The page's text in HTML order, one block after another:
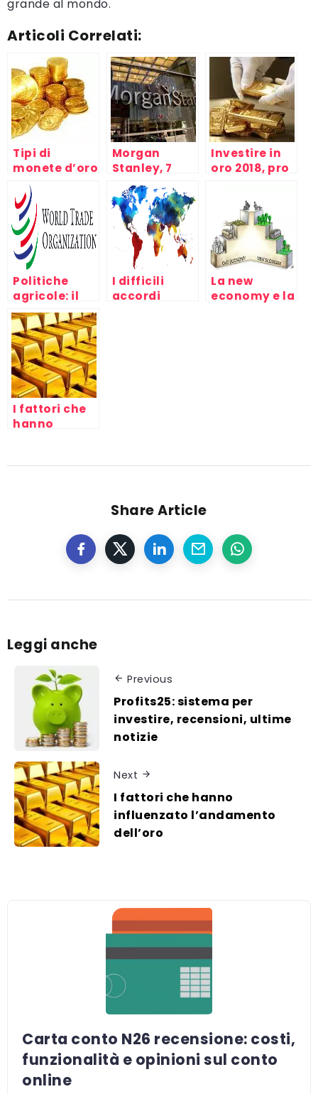
grande al mondo.
Articoli Correlati:
Tipi di
monete d’oro
di tutto il
mondo
Morgan
Stanley, 7
titoli auriferi
da tenere
d’occhio
Investire in
oro 2018, pro
Politiche
agricole: il
divario fra
Nord e Sud
del mondo al
WTO di
Cancùn
I difficili
accordi
La new
economy e la
I fattori che
hanno
dell’oro
Share Article
Leggi anche
Previous
Profits25: sistema per
investire, recensioni, ultime
notizie
Next
I fattori che hanno
influenzato l’andamento
dell’oro
Carta conto N26 recensione: costi,
funzionalità e opinioni sul conto
online